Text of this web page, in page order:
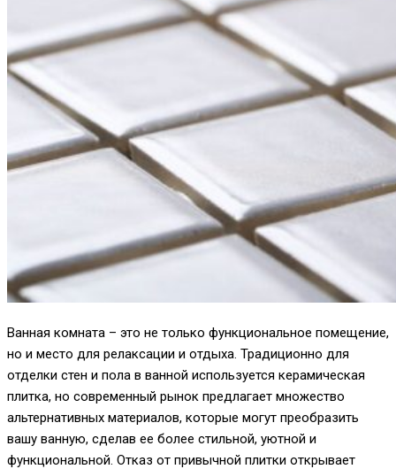
Ванная комната – это не только функциональное помещение,
но и место для релаксации и отдыха. Традиционно для
отделки стен и пола в ванной используется керамическая
плитка, но современный рынок предлагает множество
альтернативных материалов, которые могут преобразить
вашу ванную, сделав ее более стильной, уютной и
функциональной. Отказ от привычной плитки открывает